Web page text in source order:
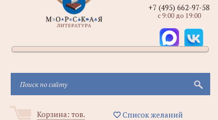
Корзина: тов.
Список желаний
+7 (495) 662-97-58
с 9:00 до 19:00